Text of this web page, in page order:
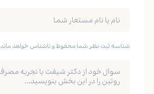
شناسه ثبت نظر شما محفوظ و ناشناس خواهد ماند.